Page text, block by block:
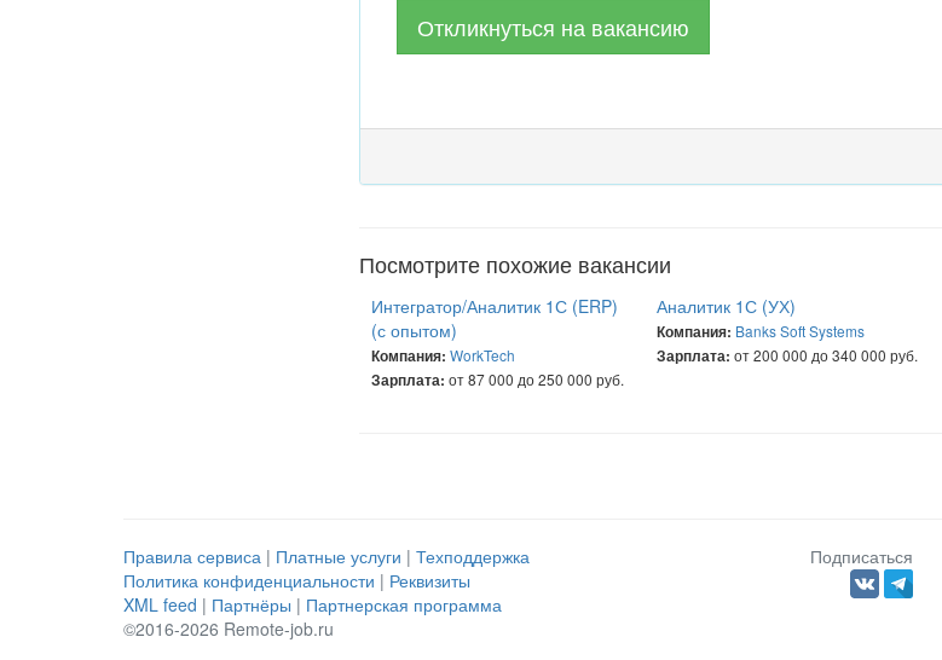
Откликнуться на вакансию
Посмотрите похожие вакансии
Интегратор/Аналитик 1С (ERP)
(с опытом)
Компания: WorkTech
Зарплата: от 87 000 до 250 000 руб.
Аналитик 1С (УХ)
Компания: Banks Soft Systems
Зарплата: от 200 000 до 340 000 руб.
Правила сервиса | Платные услуги | Техподдержка
Политика конфиденциальности | Реквизиты
XML feed | Партнёры | Партнерская программа
©2016-2026 Remote-job.ru
Подписаться